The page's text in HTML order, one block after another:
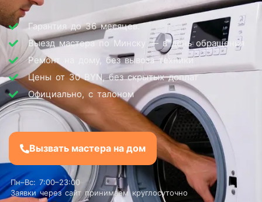
Гарантия до 36 месяцев.
Выезд мастера по Минску — в день обращения
Ремонт на дому, без вывоза техники
Цены от 30 BYN, без скрытых доплат
Официально, с талоном
Вызвать мастера на дом
Пн–Вс: 7:00–23:00
Заявки через сайт принимаем круглосуточно